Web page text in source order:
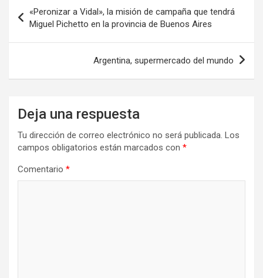
de
entradas
«Peronizar a Vidal», la misión de campaña que tendrá
Miguel Pichetto en la provincia de Buenos Aires
Argentina, supermercado del mundo
Deja una respuesta
Tu dirección de correo electrónico no será publicada. Los
campos obligatorios están marcados con *
Comentario *